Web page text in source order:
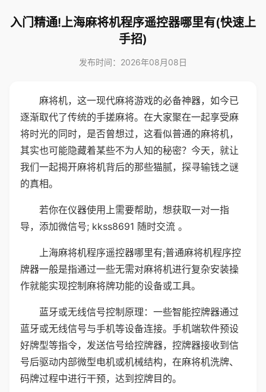
入门精通!上海麻将机程序遥控器哪里有(快速上
手招)
发布时间：2026年08月08日
麻将机，这一现代麻将游戏的必备神器，如今已
逐渐取代了传统的手搓麻将。在大家聚在一起享受麻
将时光的同时，是否曾想过，这看似普通的麻将机，
其实也可能隐藏着某些不为人知的秘密？今天，就让
我们一起揭开麻将机背后的那些猫腻，探寻输钱之谜
的真相。
若你在仪器使用上需要帮助，想获取一对一指
导，添加微信号; kkss8691 随时交流 。
上海麻将机程序遥控器哪里有;普通麻将机程序控
牌器一般是指通过一些无需对麻将机进行复杂安装操
作就能实现控制麻将牌功能的设备或工具。
蓝牙或无线信号控制原理：一些智能控牌器通过
蓝牙或无线信号与手机等设备连接。手机端软件预设
好牌型等指令，发送信号给控牌器，控牌器接收到信
号后驱动内部微型电机或机械结构，在麻将机洗牌、
码牌过程中进行干预，达到控牌目的。